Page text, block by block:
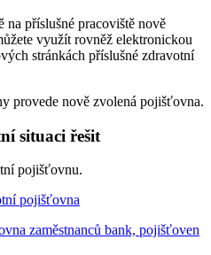
na příslušné pracoviště nově
využít rovněž elektronickou
stránkách příslušné zdravotní
provede nově zvolená pojišťovna.
situaci řešit
pojišťovnu.
pojišťovna
zaměstnanců bank, pojišťoven